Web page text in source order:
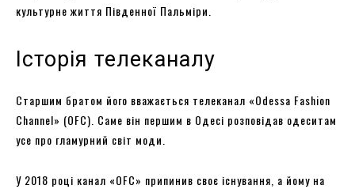
культурне життя Південної Пальміри.
Історія телеканалу
Старшим братом його вважається телеканал «Odessa Fashion
Channel» (OFC). Саме він першим в Одесі розповідав одеситам
усе про гламурний світ моди.
У 2018 році канал «OFC» припинив своє існування, а йому на